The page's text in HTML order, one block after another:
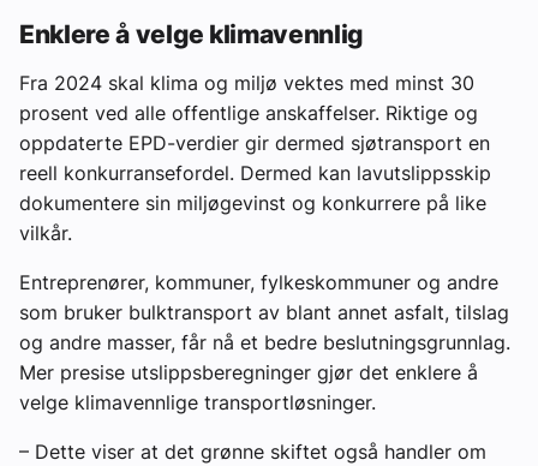
Enklere å velge klimavennlig
Fra 2024 skal klima og miljø vektes med minst 30
prosent ved alle offentlige anskaffelser. Riktige og
oppdaterte EPD-verdier gir dermed sjøtransport en
reell konkurransefordel. Dermed kan lavutslippsskip
dokumentere sin miljøgevinst og konkurrere på like
vilkår.
Entreprenører, kommuner, fylkeskommuner og andre
som bruker bulktransport av blant annet asfalt, tilslag
og andre masser, får nå et bedre beslutningsgrunnlag.
Mer presise utslippsberegninger gjør det enklere å
velge klimavennlige transportløsninger.
– Dette viser at det grønne skiftet også handler om